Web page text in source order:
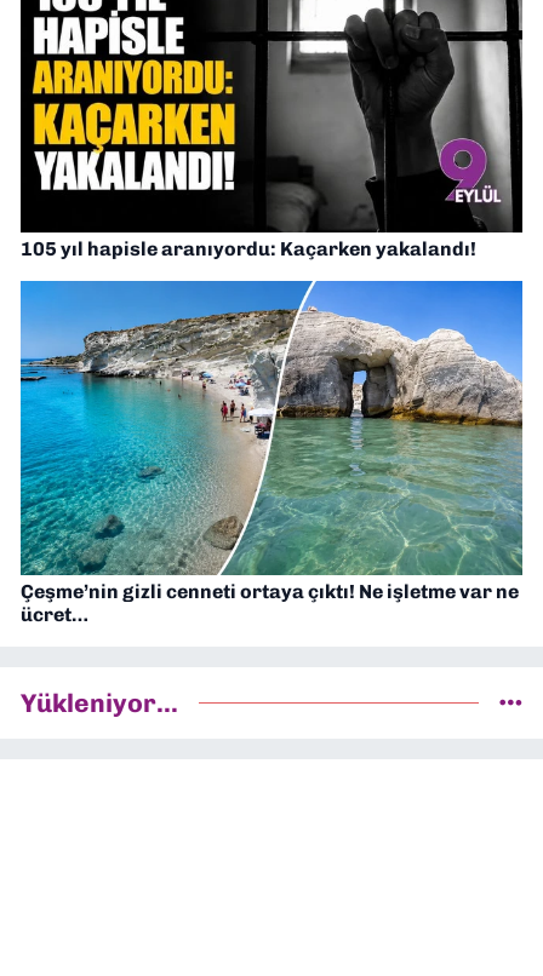
105 yıl hapisle aranıyordu: Kaçarken yakalandı!
Çeşme’nin gizli cenneti ortaya çıktı! Ne işletme var ne
ücret…
Yükleniyor...